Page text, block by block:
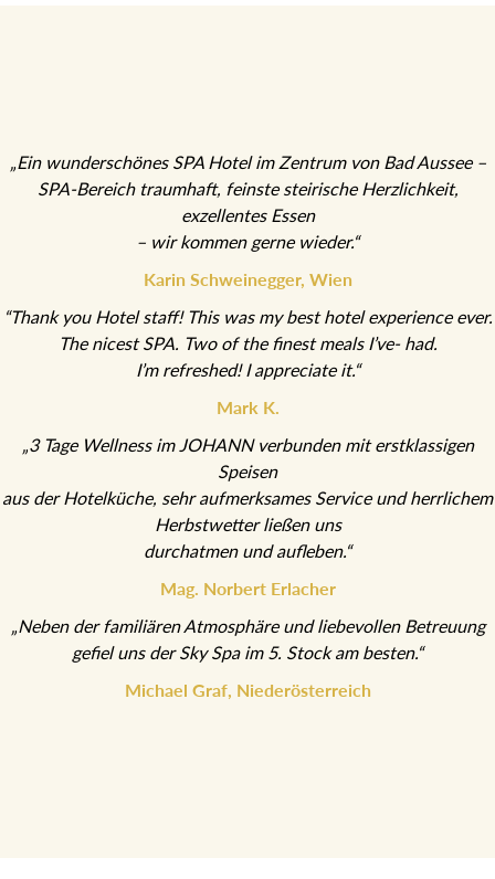
„Ein wunderschönes SPA Hotel im Zentrum von Bad Aussee –
SPA-Bereich traumhaft, feinste steirische Herzlichkeit,
exzellentes Essen
– wir kommen gerne wieder.“
Karin Schweinegger, Wien
“Thank you Hotel staff! This was my best hotel experience ever.
The nicest SPA. Two of the finest meals I’ve- had.
I’m refreshed! I appreciate it.“
Mark K.
„3 Tage Wellness im JOHANN verbunden mit erstklassigen
Speisen
aus der Hotelküche, sehr aufmerksames Service und herrlichem
Herbstwetter ließen uns
durchatmen und aufleben.“
Mag. Norbert Erlacher
„Neben der familiären Atmosphäre und liebevollen Betreuung
gefiel uns der Sky Spa im 5. Stock am besten.“
Michael Graf, Niederösterreich